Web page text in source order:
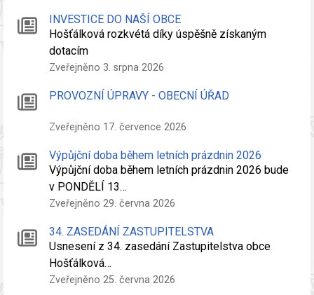
INVESTICE DO NAŠÍ OBCE
Hošťálková rozkvétá díky úspěšně získaným
dotacím
Zveřejněno 3. srpna 2026
PROVOZNÍ ÚPRAVY - OBECNÍ ÚŘAD
Zveřejněno 17. července 2026
Výpůjční doba během letních prázdnin 2026
Výpůjční doba během letních prázdnin 2026 bude
v PONDĚLÍ 13…
Zveřejněno 29. června 2026
34. ZASEDÁNÍ ZASTUPITELSTVA
Usnesení z 34. zasedání Zastupitelstva obce
Hošťálková…
Zveřejněno 25. června 2026